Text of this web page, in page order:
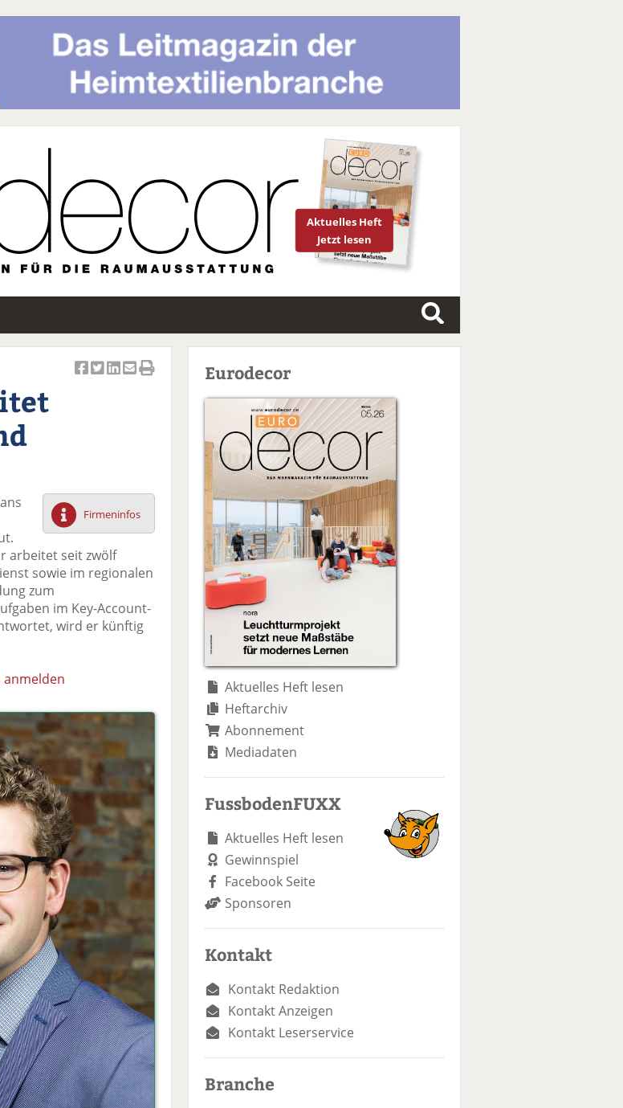
Aktuelles Heft
Jetzt lesen
S
u
F
ac
e
o
o
te
il
tt
er
Li
n
e
di
n
il
e
E
m
er
n
d
ck
e
Firmeninfos
arbeitet seit zwölf
sowie im regionalen
zum
im Key-Account-
wird er künftig
anmelden
Eurodecor
Aktuelles Heft lesen
Heftarchiv
Abonnement
Mediadaten
FussbodenFUXX
Aktuelles Heft lesen
Gewinnspiel
Facebook Seite
Sponsoren
Kontakt
Kontakt Redaktion
Kontakt Anzeigen
Kontakt Leserservice
Branche